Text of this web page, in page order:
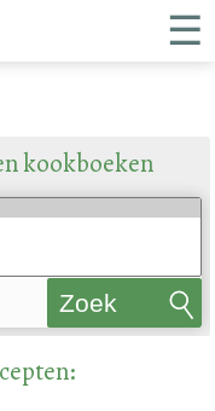
☰
kookboeken
Zoek